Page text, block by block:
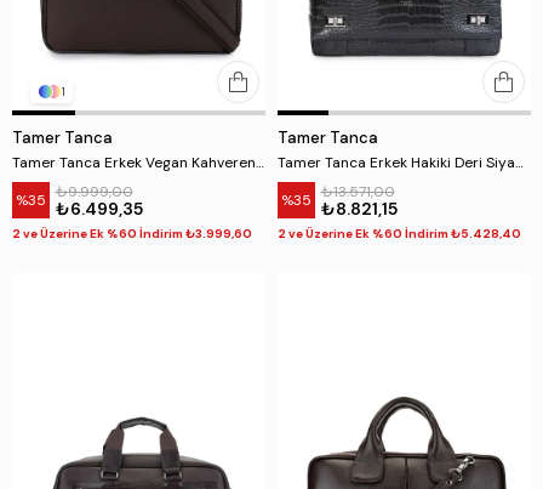
1
Tamer Tanca
Tamer Tanca Erkek Vegan Kahverengi Evrak Çantası
%35 ₺6.499,35
₺9.999,00
2 ve Üzerine Ek %60 İndirim ₺3.999,60
Tamer Tanca
Tamer Tanca Erkek Hakiki Deri Siyah Kroko Evrak Çantası
%35 ₺8.821,15
₺13.571,00
2 ve Üzerine Ek %60 İndirim ₺5.428,40